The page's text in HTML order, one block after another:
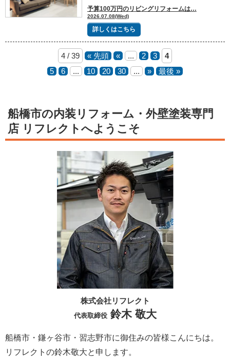
予算100万円のリビングリフォームは…
2026.07.08(Wed)
詳しくはこちら
4 / 39 « 先頭 « ... 2 3
4
5
6 ... 10 20 30 ... » 最後 »
船橋市の内装リフォーム・外壁塗装専門
店 リフレクトへようこそ
株式会社リフレクト
代表取締役鈴木 敬大
船橋市・鎌ヶ谷市・習志野市に御住みの皆様こんにちは。
リフレクトの鈴木敬大と申します。